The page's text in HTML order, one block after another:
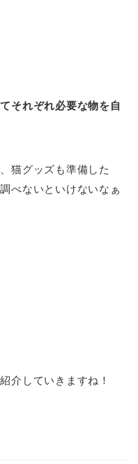
それぞれ必要な物を自
猫グッズも準備した
べないといけないなぁ
介していきますね！